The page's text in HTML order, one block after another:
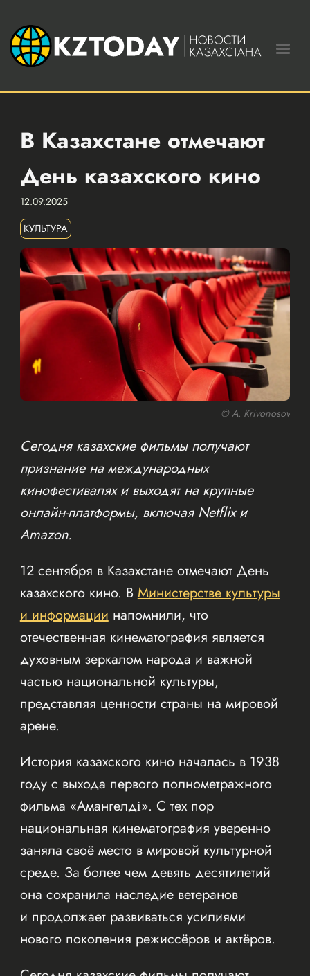
В Казахстане отмечают
День казахского кино
12.09.2025
КУЛЬТУРА
© A. Krivonosov
Сегодня казахские фильмы получают
признание на международных
кинофестивалях и выходят на крупные
онлайн-платформы, включая Netflix и
Amazon.
12 сентября в Казахстане отмечают День
казахского кино. ВМинистерстве культуры
и информациинапомнили, что
отечественная кинематография является
духовным зеркалом народа и важной
частью национальной культуры,
представляя ценности страны на мировой
арене.
История казахского кино началась в 1938
году с выхода первого полнометражного
фильма «Амангелді». С тех пор
национальная кинематография уверенно
заняла своё место в мировой культурной
среде. За более чем девять десятилетий
она сохранила наследие ветеранов
и продолжает развиваться усилиями
нового поколения режиссёров и актёров.